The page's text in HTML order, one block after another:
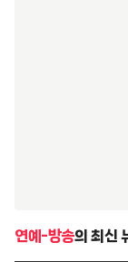
연예-방송의 최신